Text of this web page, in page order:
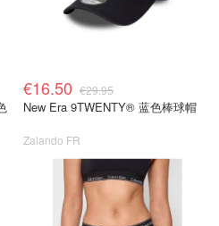
€16.50 €29.95
New Era 9TWENTY® 蓝色棒球帽
Zalando FR